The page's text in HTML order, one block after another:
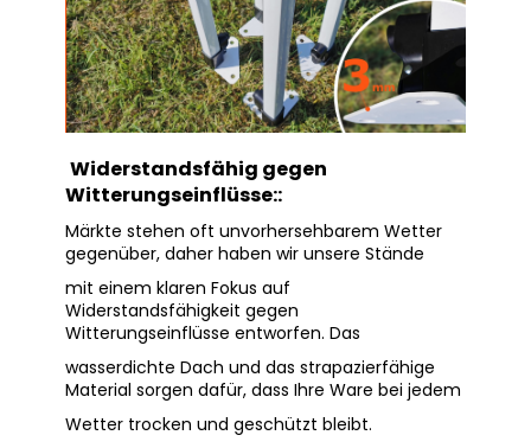
Widerstandsfähig gegen
Witterungseinflüsse::
Märkte stehen oft unvorhersehbarem Wetter
gegenüber, daher haben wir unsere Stände
mit einem klaren Fokus auf
Widerstandsfähigkeit gegen
Witterungseinflüsse entworfen. Das
wasserdichte Dach und das strapazierfähige
Material sorgen dafür, dass Ihre Ware bei jedem
Wetter trocken und geschützt bleibt.